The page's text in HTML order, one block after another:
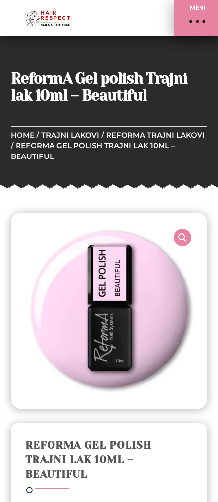
MENI
ReformA Gel polish Trajni
lak 10ml – Beautiful
HOME /TRAJNI LAKOVI / REFORMA TRAJNI LAKOVI
/ REFORMA GEL POLISH TRAJNI LAK 10ML –
BEAUTIFUL
REFORMA GEL POLISH
TRAJNI LAK 10ML –
BEAUTIFUL